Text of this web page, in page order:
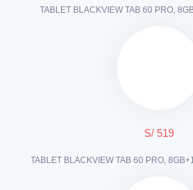
TABLET BLACKVIEW TAB 60 PRO,
S/ 519
TABLET BLACKVIEW TAB 60 PRO,